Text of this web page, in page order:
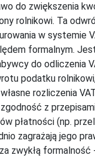
do zwiększenia
rolnikowi. Ta
w systemie
formalnym.
do odliczenia
podatku
rozliczenia
z
płatności (np.
zagrażają jego
zwykłą